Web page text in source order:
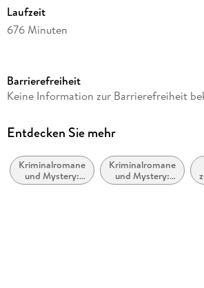
Laufzeit
676 Minuten
Autor/Autorin
Übersetzung
Sprecher/Sprecherin
Vera Teltz
Barrierefreiheit
Keine Information zur Barrierefreiheit
Entdecken Sie mehr
Kriminalromane
und Mystery:
Polizeiarbeit &
Kriminalromane
und Mystery:
weibliche